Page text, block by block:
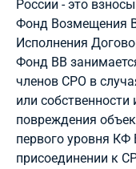
России - это
Фонд Возмещения
Исполнения
Фонд ВВ
членов СРО в
или собственности
повреждения
первого уровня КФ
присоединении к